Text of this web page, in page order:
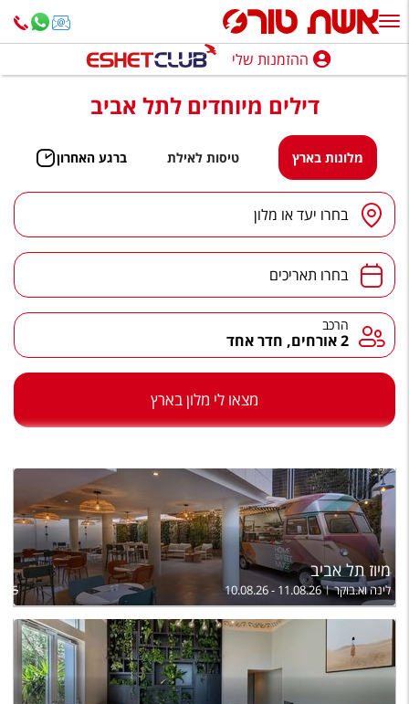
ההזמנות שלי
נופש בארץ
חופשה לפי סגנון
מלונות באילת
טיולים מאורגנים
סגנונות טיול
הרגע האחרון
Русский
קרוז
מגזין אשת
שירות לקוחות
טופס צור קשר
תקנון
ההזמנות שלי
דילים מיוחדים לתל אביב
מלונות בארץ טיסות לאילת ברגע האחרון
יעד/מלון בחרו יעד או מלון
תאריכים בחרו תאריכים
הרכב הרכב
2 אורחים, חדר אחד
מצאו לי מלון בארץ
מיוז תל אביב
לינה וא.בוקר 10.08.26 - 11.08.26
805